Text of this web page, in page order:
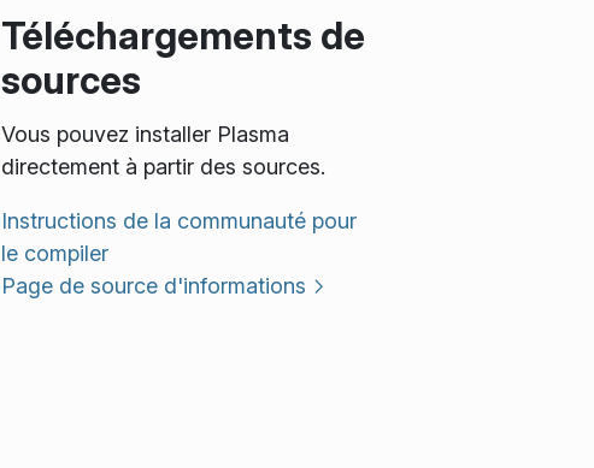
Téléchargements de
sources
Vous pouvez installer Plasma
directement à partir des sources.
Instructions de la communauté pour
le compiler
Page de source d'informations